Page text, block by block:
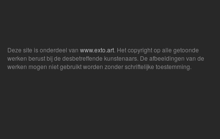
Deze site is onderdeel van www.exto.art. Het copyright op alle getoonde
werken berust bij de desbetreffende kunstenaars. De afbeeldingen van de
werken mogen niet gebruikt worden zonder schriftelijke toestemming.